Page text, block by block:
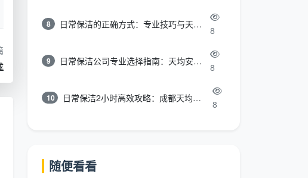
8 日常保洁的正确方式：专业技巧与天均安洁保洁服务全解析
8
9 日常保洁公司专业选择指南：天均安洁保洁服务全解析
8
10 日常保洁2小时高效攻略：成都天均安洁保洁专业时间管理方案
8
随便看看